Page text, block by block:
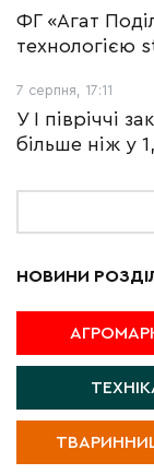
ФГ «Агат
технологією
7 серпня, 17:11
У І півріччі
більше ніж у
НОВИНИ